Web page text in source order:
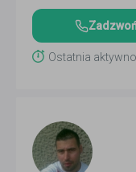
Ostatnia